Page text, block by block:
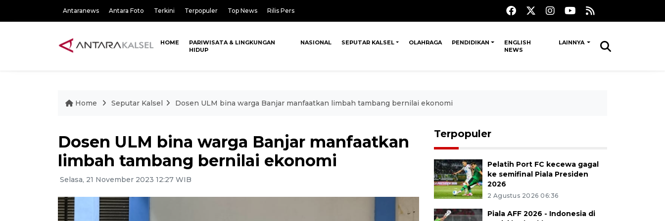
Antaranews Antara Foto Terkini Terpopuler Top News Rilis Pers
HOME
PARIWISATA & LINGKUNGAN
HIDUP
NASIONAL SEPUTAR KALSEL OLAHRAGA PENDIDIKAN
ENGLISH
NEWS
LAINNYA
Home Seputar Kalsel Dosen ULM bina warga Banjar manfaatkan limbah tambang bernilai ekonomi
Dosen ULM bina warga Banjar manfaatkan
limbah tambang bernilai ekonomi
Selasa, 21 November 2023 12:27 WIB
Terpopuler
Pelatih Port FC kecewa gagal
ke semifinal Piala Presiden
2026
2 Agustus 2026 06:36
Piala AFF 2026 - Indonesia di